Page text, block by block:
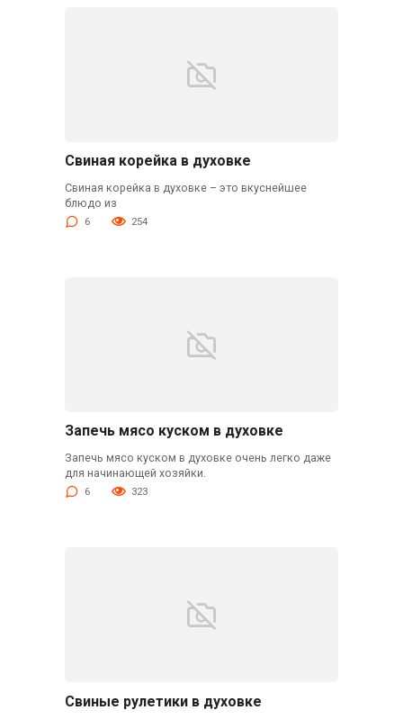
Свиная корейка в духовке
Свиная корейка в духовке – это вкуснейшее
блюдо из
6 254
Запечь мясо куском в духовке
Запечь мясо куском в духовке очень легко даже
для начинающей хозяйки.
6 323
Свиные рулетики в духовке